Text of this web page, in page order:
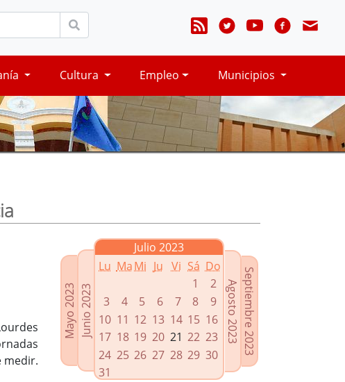
Cultura Empleo Municipios
Mayo 2023Junio 2023
Julio 2023
Lu MaMi Ju Vi Sá Do
1
2
3
4 5 6 7 8
9
10 11 12 13 14 15 16
17 18 19 20 21 22 23
24 25 26 27 28 29 30
31
Septiembre 2023
Agosto 2023
medir.